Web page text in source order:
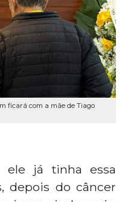
ficará com a mãe de Tiago
ele já tinha essa
depois do câncer